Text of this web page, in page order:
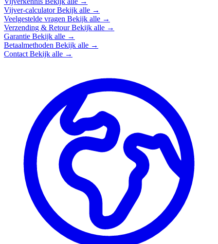
Vijver-calculatorBekijk alle →
Veelgestelde vragen Bekijk alle →
Verzending & RetourBekijk alle →
Garantie Bekijk alle →
Betaalmethoden Bekijk alle →
Contact Bekijk alle →